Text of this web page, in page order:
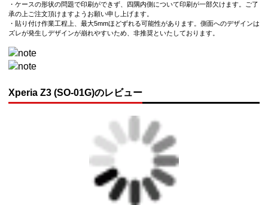
・ケースの形状の問題で印刷ができず、四隅内側について印刷が一部欠けます。ご了
承の上ご注文頂けますようお願い申し上げます。
・貼り付け作業工程上、最大5mmほどずれる可能性があります。側面へのデザインは
ズレが発生しデザインが崩れやすいため、非推奨といたしております。
Xperia Z3 (SO-01G)のレビュー